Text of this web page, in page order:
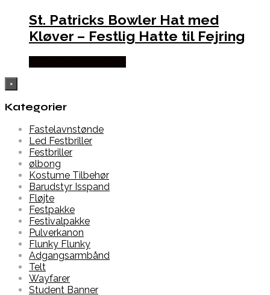
St. Patricks Bowler Hat med
Kløver – Festlig Hatte til Fejring
×
Kategorier
Fastelavnstønde
Led Festbriller
Festbriller
ølbong
Kostume Tilbehør
Barudstyr Isspand
Fløjte
Festpakke
Festivalpakke
Pulverkanon
Flunky Flunky
Adgangsarmbånd
Telt
Wayfarer
Student Banner